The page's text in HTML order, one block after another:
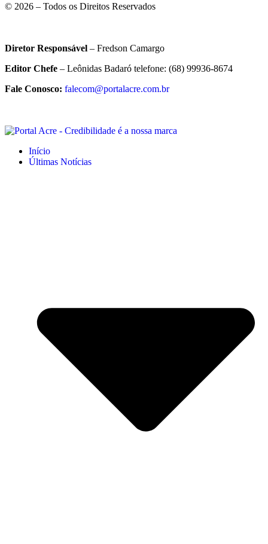
© 2026 – Todos os Direitos Reservados
Diretor Responsável – Fredson Camargo
Editor Chefe – Leônidas Badaró telefone: (68) 99936-8674
Fale Conosco: falecom@portalacre.com.br
Início
Últimas Notícias